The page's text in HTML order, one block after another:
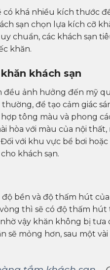
có khá nhiều kích thước
sạn chọn lựa kích cỡ
chuẩn, các khách sạn
khăn.
khách sạn
đều ảnh hưởng đến mỹ
để tạo cảm giác
hợp tông màu và phong
hòa với màu của nội
với khu vực bể bơi
khách sạn.
bền và độ thấm hút
thì sẽ có độ thấm
vậy khăn không bị tưa
mỏng hơn, sau một